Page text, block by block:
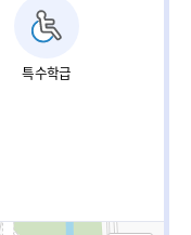
특수학급